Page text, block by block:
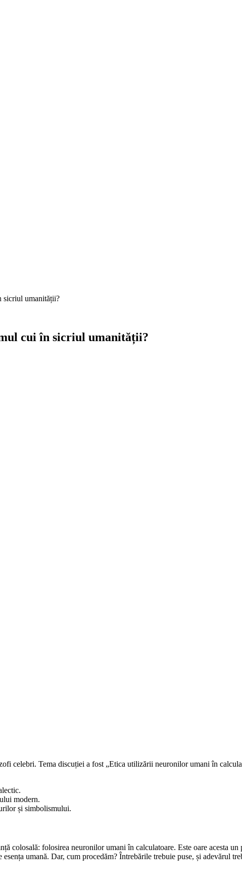
sicriul umanității?
cui în sicriul umanității?
celebri. Tema discuției a fost „Etica utilizării neuronilor umani în
modern.
și simbolismului.
colosală: folosirea neuronilor umani în calculatoare. Este oare acesta un
umană. Dar, cum procedăm? Întrebările trebuie puse, și adevărul